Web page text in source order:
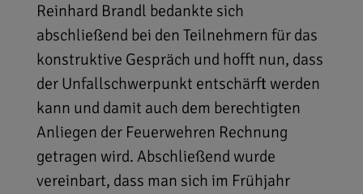
Reinhard Brandl bedankte sich
abschließend bei den Teilnehmern für das
konstruktive Gespräch und hofft nun, dass
der Unfallschwerpunkt entschärft werden
kann und damit auch dem berechtigten
Anliegen der Feuerwehren Rechnung
getragen wird. Abschließend wurde
vereinbart, dass man sich im Frühjahr